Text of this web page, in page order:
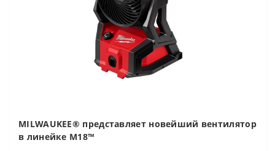
MILWAUKEE® представляет новейший вентилятор
в линейке M18™